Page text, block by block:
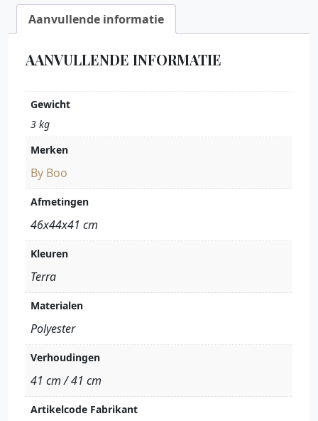
Aanvullende informatie
AANVULLENDE INFORMATIE
Gewicht
3 kg
Merken
By Boo
Afmetingen
46x44x41 cm
Kleuren
Terra
Materialen
Polyester
Verhoudingen
41 cm / 41 cm
Artikelcode Fabrikant